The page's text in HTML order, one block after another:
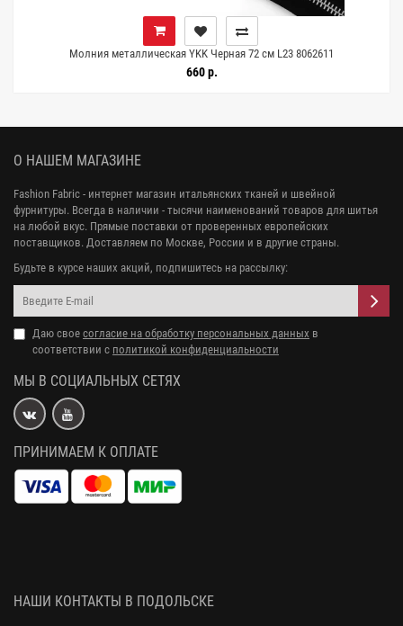
Молния металлическая YKK Черная 72 см L23 8062611
660 р.
О НАШЕМ МАГАЗИНЕ
Fashion Fabric - интернет магазин итальянских тканей и швейной
фурнитуры. Всегда в наличии - тысячи наименований товаров для шитья
на любой вкус. Прямые поставки от проверенных европейских
поставщиков. Доставляем по Москве, России и в другие страны.
Будьте в курсе наших акций, подпишитесь на рассылку:
Даю свое согласие на обработку персональных данных в
соответствии с политикой конфиденциальности
МЫ В СОЦИАЛЬНЫХ СЕТЯХ
ПРИНИМАЕМ К ОПЛАТЕ
НАШИ КОНТАКТЫ В ПОДОЛЬСКЕ